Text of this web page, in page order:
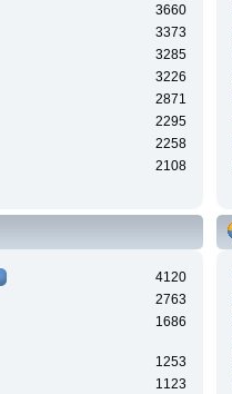
3660
3373
3285
3226
2871
2295
2258
2108
4120
2763
1686
1253
1123